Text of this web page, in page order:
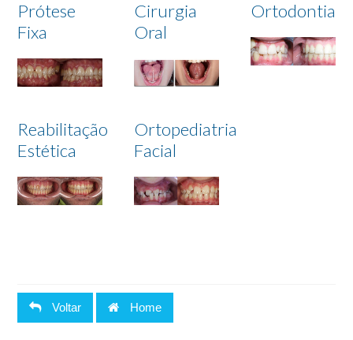
Prótese
Fixa
Cirurgia
Oral
Ortodontia
Reabilitação
Estética
Ortopediatria
Facial
Voltar Home